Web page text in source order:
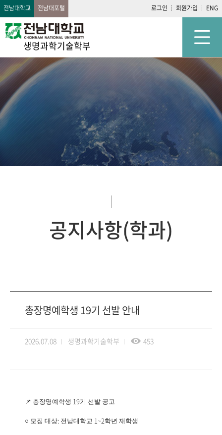
전남대학교 전남대포털 로그인 회원가입 ENG
생명과학기술학부
공지사항(학과)
총장명예학생 19기 선발 안내
2026.07.08 생명과학기술학부 453
📌 총장명예학생 19기 선발 공고
○ 모집 대상: 전남대학교 1~2학년 재학생